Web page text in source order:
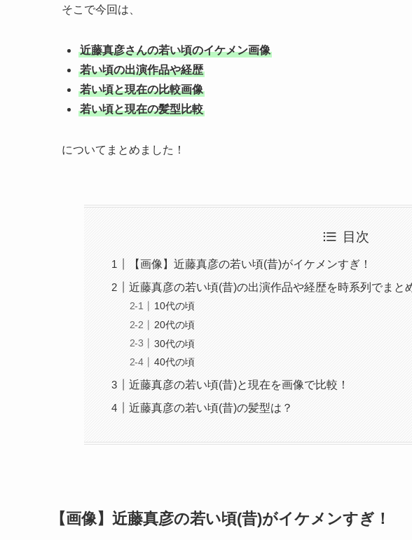
そこで今回は、
近藤真彦さんの若い頃のイケメン画像
若い頃の出演作品や経歴
若い頃と現在の比較画像
若い頃と現在の髪型比較
についてまとめました！
目次
【画像】近藤真彦の若い頃(昔)がイケメンすぎ！
近藤真彦の若い頃(昔)の出演作品や経歴を時系列でまと
10代の頃
20代の頃
30代の頃
40代の頃
近藤真彦の若い頃(昔)と現在を画像で比較！
近藤真彦の若い頃(昔)の髪型は？
【画像】近藤真彦の若い頃(昔)がイケメンすぎ！